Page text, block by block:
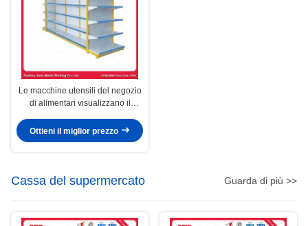
Le macchine utensili del negozio
di alimentari visualizzano il
scaffale
Ottieni il miglior prezzo
Cassa del supermercato Guarda di più >>